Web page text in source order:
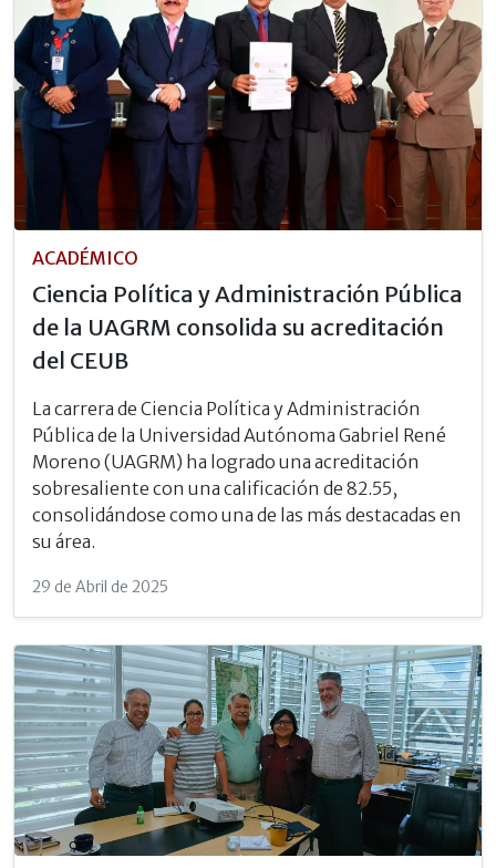
ACADÉMICO
Ciencia Política y Administración Pública
de la UAGRM consolida su acreditación
del CEUB
La carrera de Ciencia Política y Administración
Pública de la Universidad Autónoma Gabriel René
Moreno (UAGRM) ha logrado una acreditación
sobresaliente con una calificación de 82.55,
consolidándose como una de las más destacadas en
su área.
29 de Abril de 2025